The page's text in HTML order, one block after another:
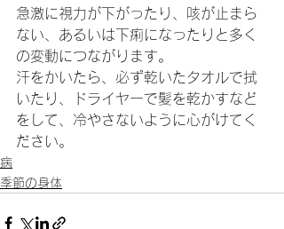
急激に視力が下がったり、咳が止まら
ない、あるいは下痢になったりと多く
の変動につながります。
汗をかいたら、必ず乾いたタオルで拭
いたり、ドライヤーで髪を乾かすなど
をして、冷やさないように心がけてく
ださい。
病
季節の身体